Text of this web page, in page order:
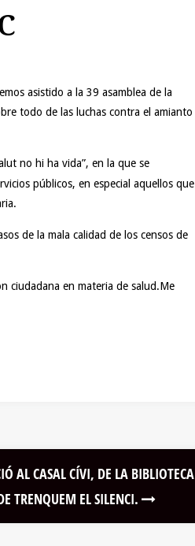
asistido a la 39 asamblea de la
todo de las luchas contra el amianto
no hi ha vida”, en la que se
públicos, en especial aquellos que
de la mala calidad de los censos de
ciudadana en materia de salud.Me
AL CASAL CÍVI, DE LA BIBLIOTECA
TRENQUEM EL SILENCI.